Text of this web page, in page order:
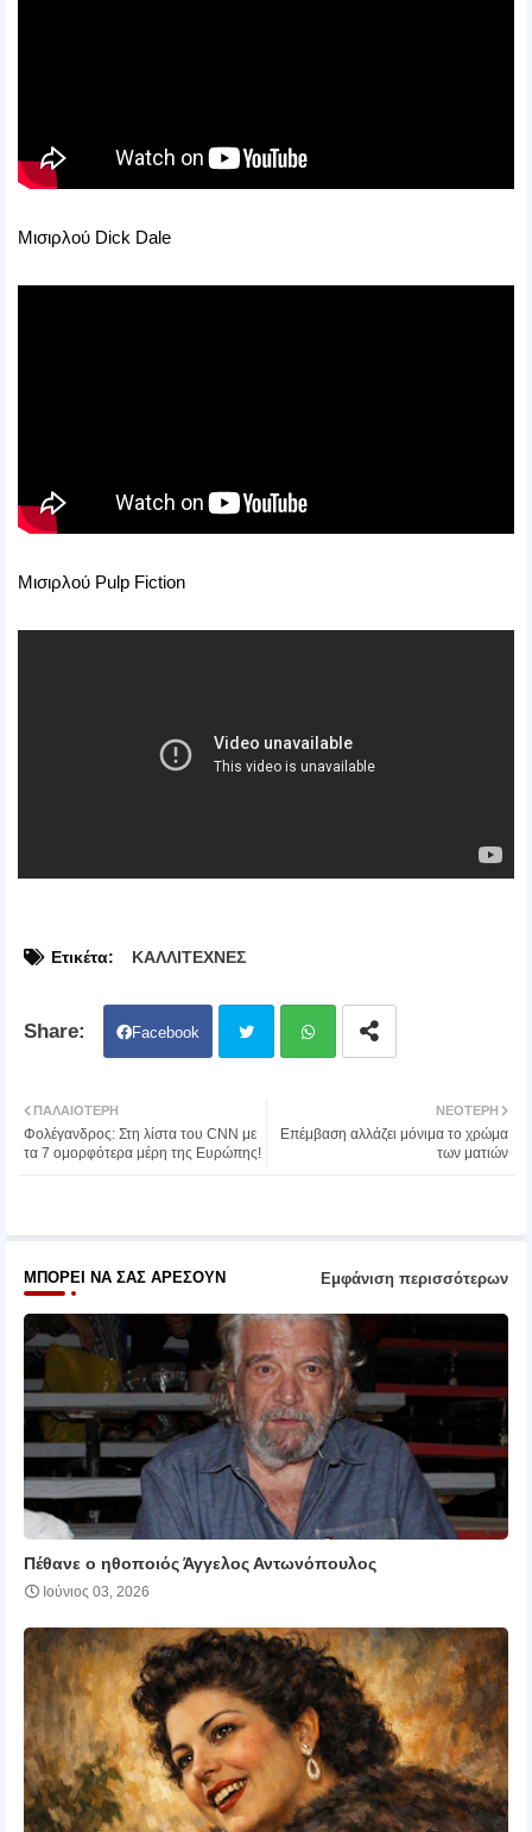
Μισιρλού Dick Dale
Μισιρλού Pulp Fiction
Ετικέτα: ΚΑΛΛΙΤΕΧΝΕΣ
Facebook
ter atsa
ΝΕΌΤΕΡΗ
Επέμβαση αλλάζει μόνιμα το χρώμα
των ματιών
ΠΑΛΑΙΌΤΕΡΗ
Φολέγανδρος: Στη λίστα του CNN με
τα 7 ομορφότερα μέρη της Ευρώπης!
ΜΠΟΡΕΊ ΝΑ ΣΑΣ ΑΡΈΣΟΥΝ Εμφάνιση περισσότερων
Πέθανε ο ηθοποιός Άγγελος Αντωνόπουλος
Ιούνιος 03, 2026